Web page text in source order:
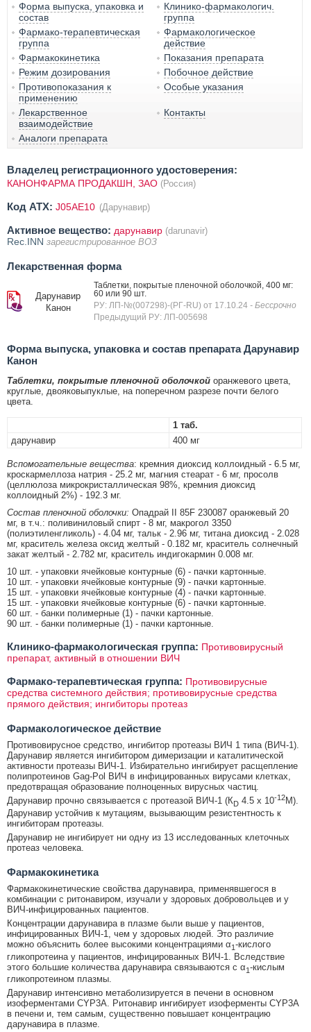
Форма выпуска, упаковка и
состав
Клинико-фармакологич.
группа
Фармако-терапевтическая
группа
Фармакологическое
действие
Фармакокинетика
Показания препарата
Режим дозирования
Побочное действие
Противопоказания к
применению
Особые указания
Лекарственное
взаимодействие
Контакты
Аналоги препарата
Владелец регистрационного удостоверения:
КАНОНФАРМА ПРОДАКШН, ЗАО (Россия)
Код ATX: J05AE10 (Дарунавир)
Активное вещество: дарунавир (darunavir)
Rec.INN зарегистрированное ВОЗ
Лекарственная форма
Дарунавир
Канон
Таблетки, покрытые пленочной оболочкой, 400 мг:
60 или 90 шт.
РУ: ЛП-№(007298)-(РГ-RU) от 17.10.24 - Бессрочно
Предыдущий РУ: ЛП-005698
Форма выпуска, упаковка и состав препарата Дарунавир
Канон
Таблетки, покрытые пленочной оболочкой оранжевого цвета,
круглые, двояковыпуклые, на поперечном разрезе почти белого
цвета.
1 таб.
дарунавир
400 мг
Вспомогательные вещества: кремния диоксид коллоидный - 6.5 мг,
кроскармеллоза натрия - 25.2 мг, магния стеарат - 6 мг, просолв
(целлюлоза микрокристаллическая 98%, кремния диоксид
коллоидный 2%) - 192.3 мг.
Состав пленочной оболочки: Опадрай II 85F 230087 оранжевый 20
мг, в т.ч.: поливиниловый спирт - 8 мг, макрогол 3350
(полиэтиленгликоль) - 4.04 мг, тальк - 2.96 мг, титана диоксид - 2.028
мг, краситель железа оксид желтый - 0.182 мг, краситель солнечный
закат желтый - 2.782 мг, краситель индигокармин 0.008 мг.
10 шт. - упаковки ячейковые контурные (6) - пачки картонные.
10 шт. - упаковки ячейковые контурные (9) - пачки картонные.
15 шт. - упаковки ячейковые контурные (4) - пачки картонные.
15 шт. - упаковки ячейковые контурные (6) - пачки картонные.
60 шт. - банки полимерные (1) - пачки картонные.
90 шт. - банки полимерные (1) - пачки картонные.
Клинико-фармакологическая группа: Противовирусный
препарат, активный в отношении ВИЧ
Фармако-терапевтическая группа: Противовирусные
средства системного действия; противовирусные средства
прямого действия; ингибиторы протеаз
Фармакологическое действие
Противовирусное средство, ингибитор протеазы ВИЧ 1 типа (ВИЧ-1).
Дарунавир является ингибитором димеризации и каталитической
активности протеазы ВИЧ-1. Избирательно ингибирует расщепление
полипротеинов Gag-Pol ВИЧ в инфицированных вирусами клетках,
предотвращая образование полноценных вирусных частиц.
Дарунавир прочно связывается с протеазой ВИЧ-1 (КD 4.5 х 10-12М).
Дарунавир устойчив к мутациям, вызывающим резистентность к
ингибиторам протеазы.
Дарунавир не ингибирует ни одну из 13 исследованных клеточных
протеаз человека.
Фармакокинетика
Фармакокинетические свойства дарунавира, применявшегося в
комбинации с ритонавиром, изучали у здоровых добровольцев и у
ВИЧ-инфицированных пациентов.
Концентрации дарунавира в плазме были выше у пациентов,
инфицированных ВИЧ-1, чем у здоровых людей. Это различие
можно объяснить более высокими концентрациями α1-кислого
гликопротеина у пациентов, инфицированных ВИЧ-1. Вследствие
этого большие количества дарунавира связываются с α1-кислым
гликопротеином плазмы.
Дарунавир интенсивно метаболизируется в печени в основном
изоферментами CYP3A. Ритонавир ингибирует изоферменты CYP3A
в печени и, тем самым, существенно повышает концентрацию
дарунавира в плазме.